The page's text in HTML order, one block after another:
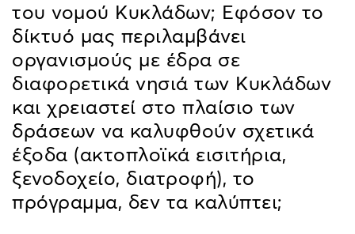
του νομού Κυκλάδων; Εφόσον το
δίκτυό μας περιλαμβάνει
οργανισμούς με έδρα σε
διαφορετικά νησιά των Κυκλάδων
και χρειαστεί στο πλαίσιο των
δράσεων να καλυφθούν σχετικά
έξοδα (ακτοπλοϊκά εισιτήρια,
ξενοδοχείο, διατροφή), το
πρόγραμμα, δεν τα καλύπτει;